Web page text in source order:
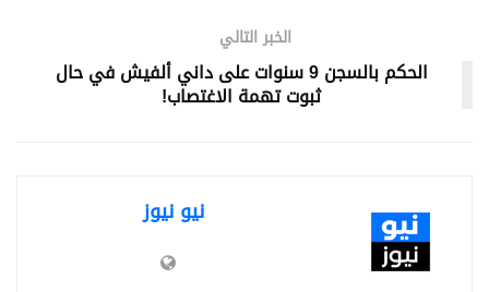
الخبر التالي
الحكم بالسجن 9 سنوات على داني ألفيش في حال
ثبوت تهمة الاغتصاب!
نيو نيوز